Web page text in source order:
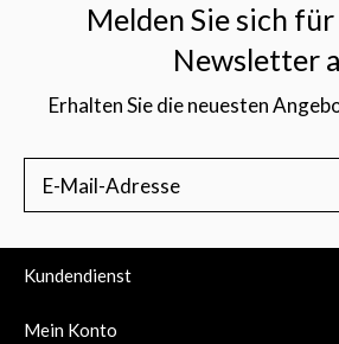
Melden Sie sich
Newsletter
Erhalten Sie die neuesten
Kundendienst
Mein Konto